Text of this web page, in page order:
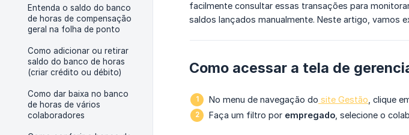
Entenda o saldo do banco
de horas de compensação
geral na folha de ponto
Como adicionar ou retirar
saldo do banco de horas
(criar crédito ou débito)
Como dar baixa no banco
de horas de vários
colaboradores
facilmente consultar essas transações para
saldos lançados manualmente. Neste artigo, vamos
Como acessar a tela de
No menu de navegação do site Gestão , clique
Faça um filtro por empregado , selecione o